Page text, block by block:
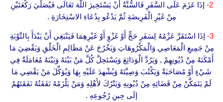
2- إذَا عَزَمَ عَلَى السَّفَرِ فَالسُّنَّةُ أَنْ يَسْتَخِيرَ اللَّهَ تَعَالَى فَيُصَلِّيَ رَكْعَتَيْنِ
مِنْ غَيْرِ الْفَرِيضَةِ ثُمَّ يَدْعُو بِدُعَاءِ الاسْتِخَارَةِ .
3- إذَا اسْتَقَرَّ عَزْمُهُ لِسَفَرِ حَجٍّ أَوْ غَزْوٍ أَوْ غَيْرِهِمَا فَيَنْبَغِي أَنْ يَبْدَأَ بِالتَّوْبَةِ
مِنْ جَمِيعِ الْمَعَاصِي وَالْمَكْرُوهَاتِ وَيَخْرُجَ عَنْ مَظَالِمِ الْخَلْقِ وَيَقْضِيَ مَا
أَمْكَنَهُ مِنْ دُيُونِهِمْ , وَيَرُدَّ الْوَدَائِعَ وَيَسْتَحِلَّ كُلَّ مَنْ بَيْنَهُ وَبَيْنَهُ مُعَامَلَةٌ فِي
شَيْءٍ أَوْ مُصَاحَبَةٌ وَيَكْتُبَ وَصِيَّتَهُ وَيُشْهدَ عَلَيْهِ بِهَا وَيُوَكِّلَ مَنْ يَقْضِي مَا
لَمْ يَتَمَكَّنْ مِنْ قَضَائِهِ مِنْ دُيُونِهِ وَيَتْرُكَ لأَهْلِهِ وَمَنْ يَلْزَمُهُ نَفَقَتُهُ نَفَقَتَهُمْ
إلَى حِينِ رُجُوعِهِ .